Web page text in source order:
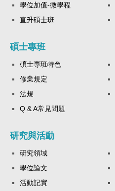
學位加值-微學程
直升碩士班
碩士專班
碩士專班特色
修業規定
法規
Q & A常見問題
研究與活動
研究領域
學位論文
活動記實